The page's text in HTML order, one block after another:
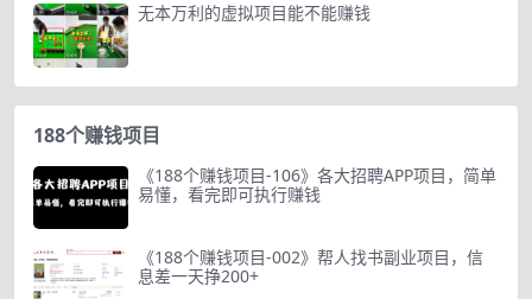
无本万利的虚拟项目能不能赚钱
188个赚钱项目
《188个赚钱项目-106》各大招聘APP项目，简单
易懂，看完即可执行赚钱
《188个赚钱项目-002》帮人找书副业项目，信
息差一天挣200+